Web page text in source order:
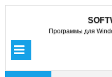
Программы для